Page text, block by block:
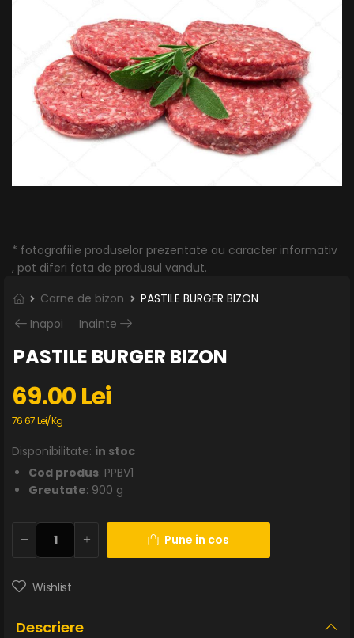
* fotografiile produselor prezentate au caracter informativ
, pot diferi fata de produsul vandut.
Carne de bizon
PASTILE BURGER BIZON
Inapoi
Inainte
PASTILE BURGER BIZON
69.00 Lei
76.67 Lei/Kg
Disponibilitate: in stoc
Cod produs: PPBV1
Greutate: 900 g
Pune in cos
Wishlist
Descriere